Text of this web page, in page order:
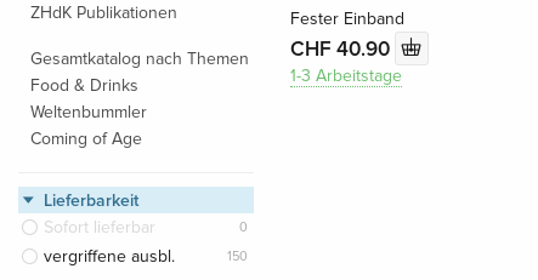
ZHdK Publikationen
Gesamtkatalog nach Themen
Food & Drinks
Weltenbummler
Coming of Age
Lieferbarkeit
Sofort lieferbar
0
vergriffene ausbl. 150
Fester Einband
CHF 40.90
1-3 Arbeitstage